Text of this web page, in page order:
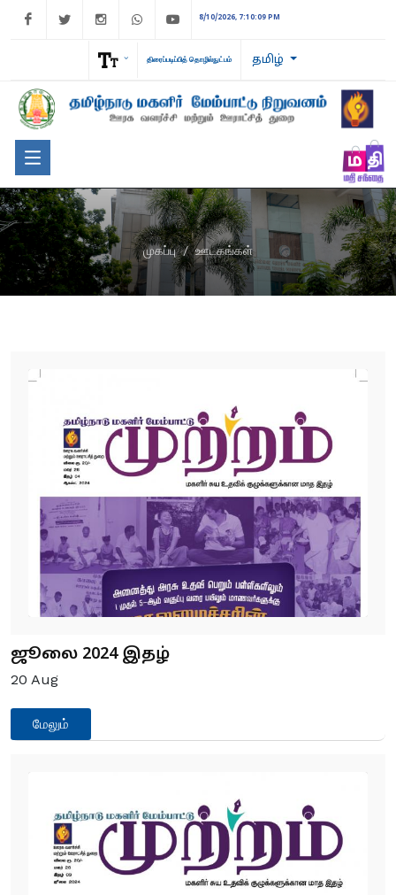
FacebookTwitterInstagramWhatsAppYoutube
8/10/2026, 7:10:09 PM
திரைப்படிப்பித் தொழில்நுட்பம் தமிழ்
முகப்பு ஊடகங்கள்
ஜூலை 2024 இதழ்
20 Aug
மேலும்